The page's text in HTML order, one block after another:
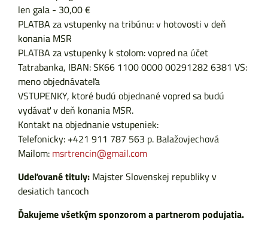
len gala - 30,00 €
PLATBA za vstupenky na tribúnu: v hotovosti v deň
konania MSR
PLATBA za vstupenky k stolom: vopred na účet
Tatrabanka, IBAN: SK66 1100 0000 00291282 6381 VS:
meno objednávateľa
VSTUPENKY, ktoré budú objednané vopred sa budú
vydávať v deň konania MSR.
Kontakt na objednanie vstupeniek:
Telefonicky: +421 911 787 563 p. Balažovjechová
Mailom: msrtrencin@gmail.com
Udeľované tituly: Majster Slovenskej republiky v
desiatich tancoch
Ďakujeme všetkým sponzorom a partnerom podujatia.